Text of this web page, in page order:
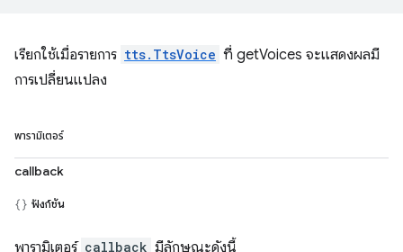
เรียกใช้เมื่อรายการ tts.TtsVoice ที่ getVoices จะแสดงผลมี
การเปลี่ยนแปลง
พารามิเตอร์
callback
ฟังก์ชัน
พารามิเตอร์ callback มีลักษณะดังนี้